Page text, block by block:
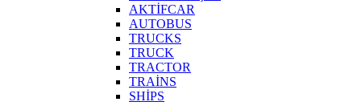
AKTİFCAR
AUTOBUS
TRUCKS
TRUCK
TRACTOR
TRAİNS
SHİPS